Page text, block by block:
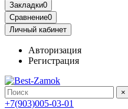
Закладки0
Сравнение0
Личный кабинет
Авторизация
Регистрация
×
+7(903)005-03-01